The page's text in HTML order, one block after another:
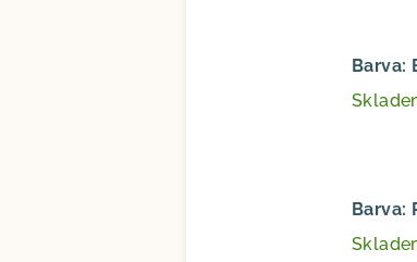
Barva:
Barva: